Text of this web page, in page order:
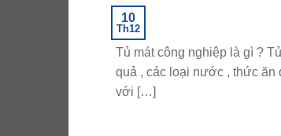
10
Th12
Tủ mát công nghiệp là gì ?
quả , các loại nước , thức ăn
với […]